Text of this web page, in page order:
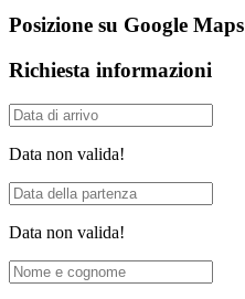
Posizione su Google Maps
Richiesta informazioni
Data non valida!
Data non valida!